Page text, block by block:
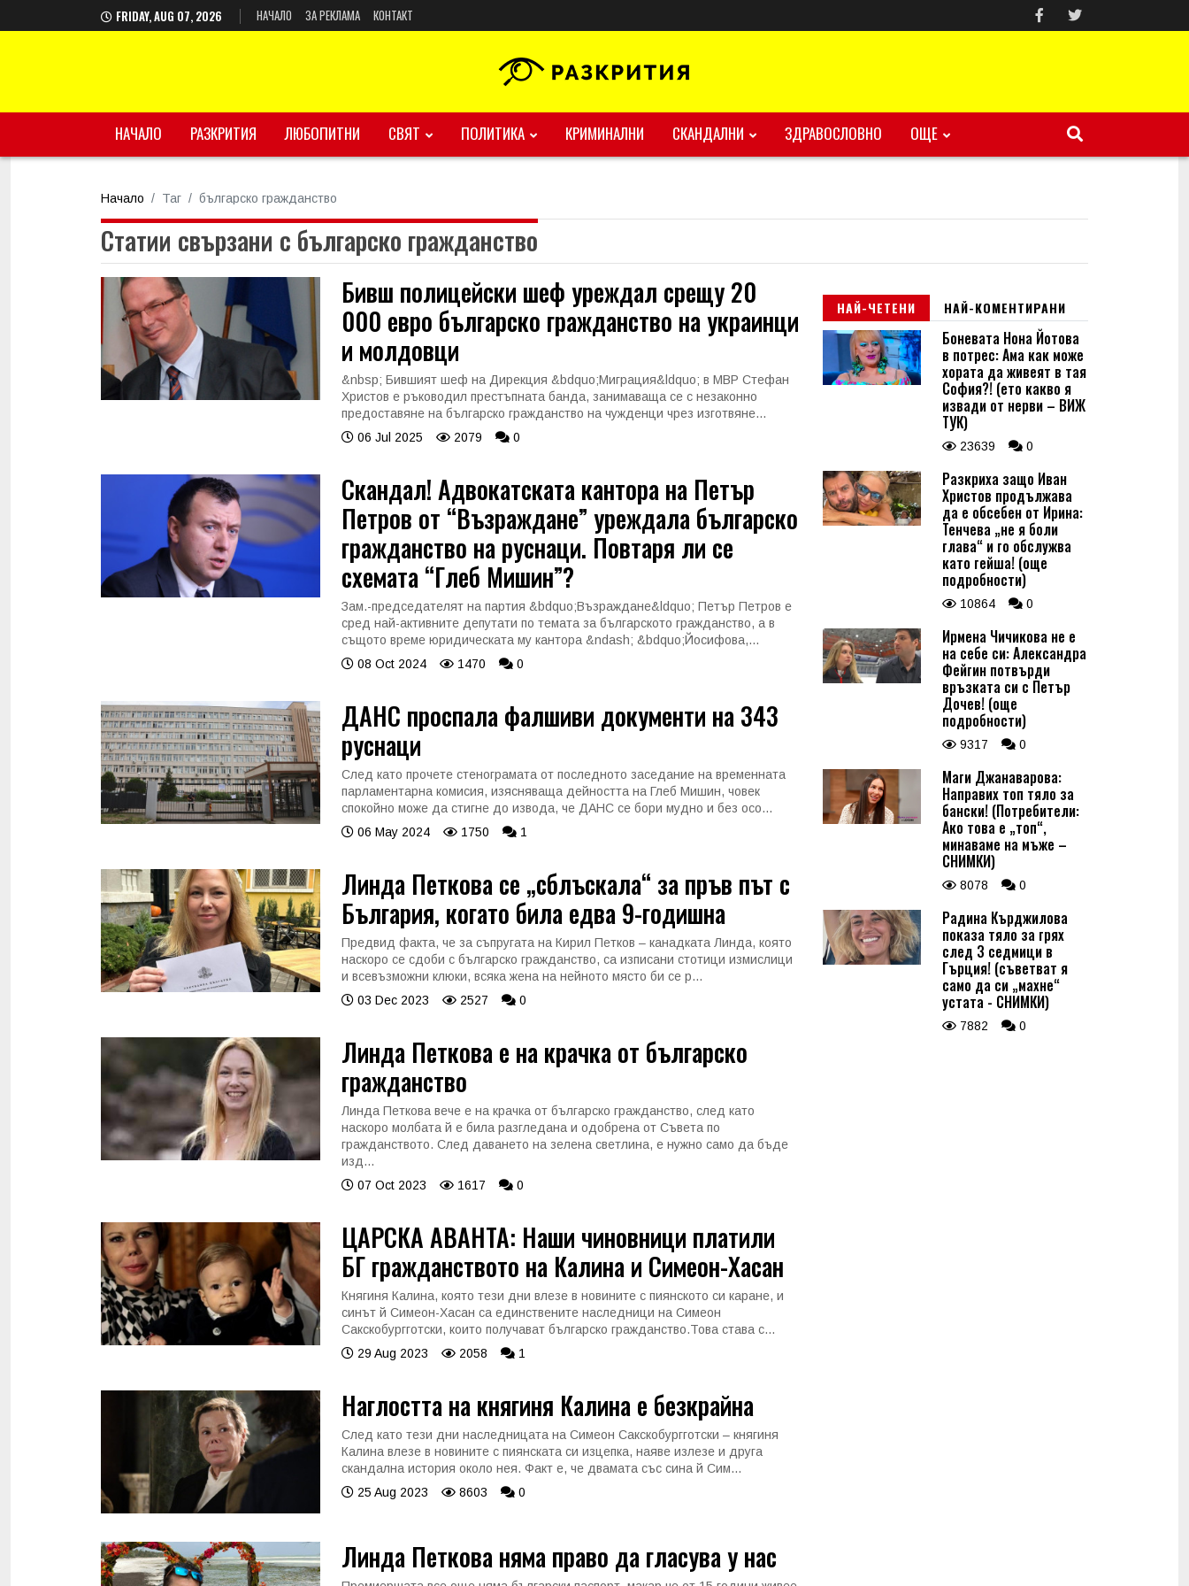
FRIDAY, AUG 07, 2026 НАЧАЛО ЗА РЕКЛАМА КОНТАКТ
НАЧАЛО РАЗКРИТИЯ ЛЮБОПИТНИ СВЯТ ПОЛИТИКА КРИМИНАЛНИ СКАНДАЛНИ ЗДРАВОСЛОВНО ОЩЕ
Начало Таг българско гражданство
Статии свързани с българско гражданство
Бивш полицейски шеф уреждал срещу 20
000 евро българско гражданство на украинци
и молдовци
&nbsp; Бившият шеф на Дирекция &bdquo;Миграция&ldquo; в МВР Стефан
Христов е ръководил престъпната банда, занимаваща се с незаконно
предоставяне на българско гражданство на чужденци чрез изготвяне...
06 Jul 2025
2079 0
Скандал! Адвокатската кантора на Петър
Петров от “Възраждане” уреждала българско
гражданство на руснаци. Повтаря ли се
схемата “Глеб Мишин”?
Зам.-председателят на партия &bdquo;Възраждане&ldquo; Петър Петров е
сред най-активните депутати по темата за българското гражданство, а в
същото време юридическата му кантора &ndash; &bdquo;Йосифова,...
08 Oct 2024
1470 0
ДАНС проспала фалшиви документи на 343
руснаци
След като прочете стенограмата от последното заседание на временната
парламентарна комисия, изясняваща дейността на Глеб Мишин, човек
спокойно може да стигне до извода, че ДАНС се бори мудно и без осо...
06 May 2024
1750 1
Линда Петкова се „сблъскала“ за пръв път с
България, когато била едва 9-годишна
Предвид факта, че за съпругата на Кирил Петков – канадката Линда, която
наскоро се сдоби с българско гражданство, са изписани стотици измислици
и всевъзможни клюки, всяка жена на нейното място би се р...
03 Dec 2023
2527 0
Линда Петкова е на крачка от българско
гражданство
Линда Петкова вече е на крачка от българско гражданство, след като
наскоро молбата й е била разгледана и одобрена от Съвета по
гражданството. След даването на зелена светлина, е нужно само да бъде
изд...
07 Oct 2023
1617 0
ЦАРСКА АВАНТА: Наши чиновници платили
БГ гражданството на Калина и Симеон-Хасан
Княгиня Калина, която тези дни влезе в новините с пиянското си каране, и
синът й Симеон-Хасан са единствените наследници на Симеон
Сакскобургготски, които получават българско гражданство.Това става с...
29 Aug 2023
2058 1
Наглостта на княгиня Калина е безкрайна
След като тези дни наследницата на Симеон Сакскобургготски – княгиня
Калина влезе в новините с пиянската си изцепка, наяве излезе и друга
скандална история около нея. Факт е, че двамата със сина й Сим...
25 Aug 2023
8603 0
Линда Петкова няма право да гласува у нас
НАЙ-ЧЕТЕНИ НАЙ-КОМЕНТИРАНИ
Боневата Нона Йотова
в потрес: Ама как може
хората да живеят в тая
София?! (ето какво я
извади от нерви – ВИЖ
ТУК)
23639 0
Разкриха защо Иван
Христов продължава
да е обсебен от Ирина:
Тенчева „не я боли
глава“ и го обслужва
като гейша! (още
подробности)
10864 0
Ирмена Чичикова не е
на себе си: Александра
Фейгин потвърди
връзката си с Петър
Дочев! (още
подробности)
9317 0
Маги Джанаварова:
Направих топ тяло за
бански! (Потребители:
Ако това е „топ“,
минаваме на мъже –
СНИМКИ)
8078 0
Радина Кърджилова
показа тяло за грях
след 3 седмици в
Гърция! (съветват я
само да си „махне“
устата - СНИМКИ)
7882 0